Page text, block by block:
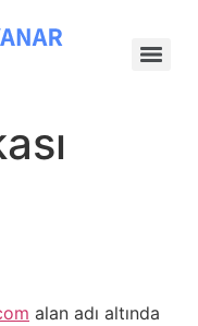
alan adı altında